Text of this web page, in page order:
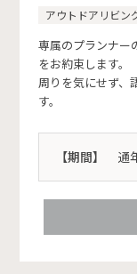
アウトドアリビン
専属のプランナー
をお約束します。
周りを気にせず、
す。
【期間】 通